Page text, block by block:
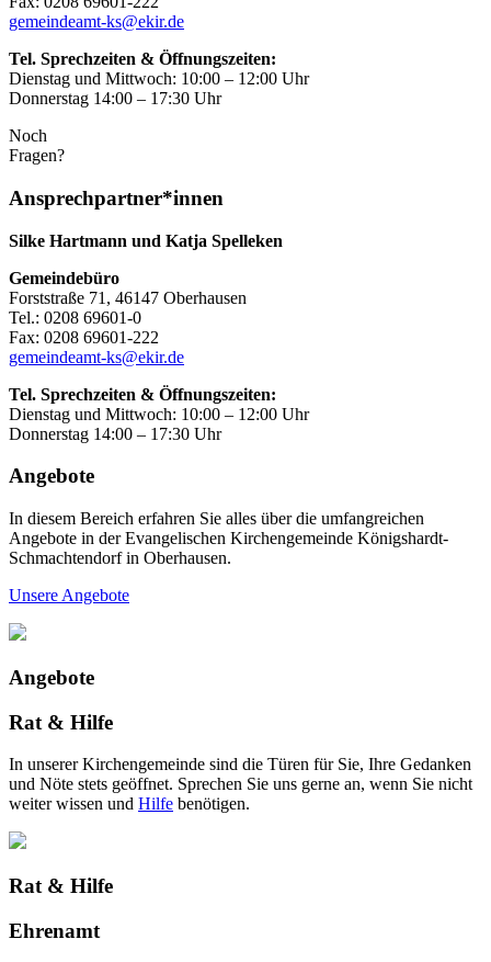
gemeindeamt-ks@ekir.de
Tel. Sprechzeiten & Öffnungszeiten:
Dienstag und Mittwoch: 10:00 – 12:00 Uhr
Donnerstag 14:00 – 17:30 Uhr
Noch
Fragen?
Ansprechpartner*innen
Silke Hartmann und Katja Spelleken
Gemeindebüro
Forststraße 71, 46147 Oberhausen
Tel.: 0208 69601-0
Fax: 0208 69601-222
gemeindeamt-ks@ekir.de
Tel. Sprechzeiten & Öffnungszeiten:
Dienstag und Mittwoch: 10:00 – 12:00 Uhr
Donnerstag 14:00 – 17:30 Uhr
Angebote
In diesem Bereich erfahren Sie alles über die umfangreichen
Angebote in der Evangelischen Kirchengemeinde Königshardt-
Schmachtendorf in Oberhausen.
Unsere Angebote
Angebote
Rat & Hilfe
In unserer Kirchengemeinde sind die Türen für Sie, Ihre Gedanken
und Nöte stets geöffnet. Sprechen Sie uns gerne an, wenn Sie nicht
weiter wissen und Hilfe benötigen.
Rat & Hilfe
Ehrenamt